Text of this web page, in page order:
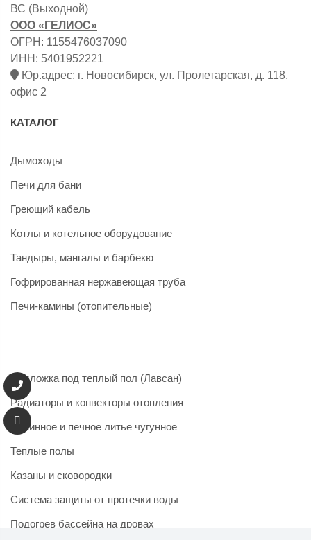
ВС (Выходной)
ООО «ГЕЛИОС»
ОГРН: 1155476037090
ИНН: 5401952221
Юр.адрес: г. Новосибирск, ул. Пролетарская, д. 118,
офис 2
КАТАЛОГ
Дымоходы
Печи для бани
Греющий кабель
Котлы и котельное оборудование
Тандыры, мангалы и барбекю
Гофрированная нержавеющая труба
Печи-камины (отопительные)
Подложка под теплый пол (Лавсан)
Радиаторы и конвекторы отопления
Каминное и печное литье чугунное
Теплые полы
Казаны и сковородки
Система защиты от протечки воды
Подогрев бассейна на дровах